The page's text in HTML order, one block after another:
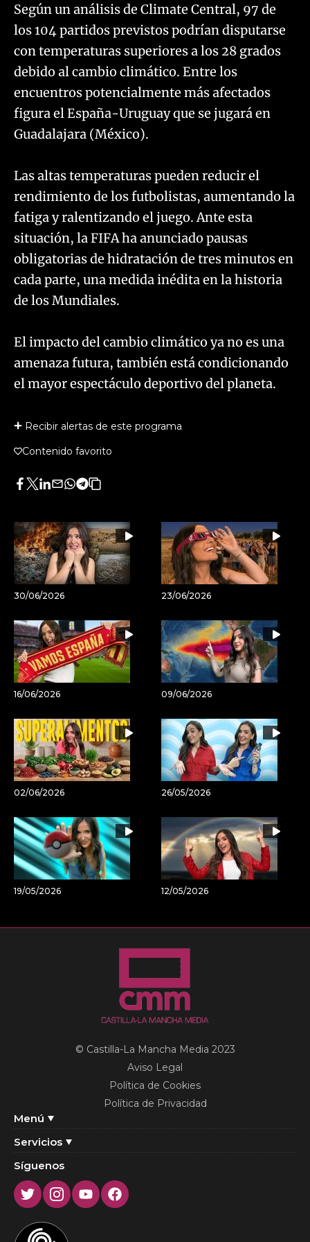
Según un análisis de Climate Central, 97 de
los 104 partidos previstos podrían disputarse
con temperaturas superiores a los 28 grados
debido al cambio climático. Entre los
encuentros potencialmente más afectados
figura el España-Uruguay que se jugará en
Guadalajara (México).
Las altas temperaturas pueden reducir el
rendimiento de los futbolistas, aumentando la
fatiga y ralentizando el juego. Ante esta
situación, la FIFA ha anunciado pausas
obligatorias de hidratación de tres minutos en
cada parte, una medida inédita en la historia
de los Mundiales.
El impacto del cambio climático ya no es una
amenaza futura, también está condicionando
el mayor espectáculo deportivo del planeta.
Recibir alertas de este programa
Contenido favorito
Facebook
Twitter
LinkedIn
Enviar
Whatsapp
Telegram
Copiar
artículo
30/06/2026 23/06/2026
16/06/2026 09/06/2026
02/06/2026 26/05/2026
19/05/2026 12/05/2026
Menú
Servicios
© Castilla-La Mancha Media 2023
Aviso Legal
Política de Cookies
Política de Privacidad
Síguenos
TwitterInstagram
YoutubeFacebook